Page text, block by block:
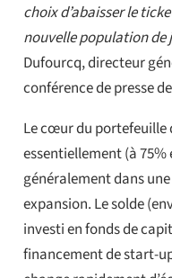
choix d’abaisser le
nouvelle population de
Dufourcq, directeur
conférence de presse
Le cœur du portefeuille
essentiellement (à 75%
généralement dans
expansion. Le solde
investi en fonds de
financement de start-